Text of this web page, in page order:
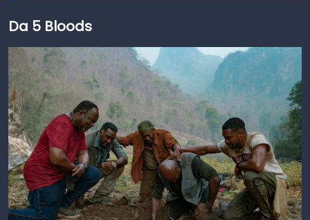
Da 5 Bloods